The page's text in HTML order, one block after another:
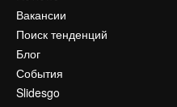
Вакансии
Поиск тенденций
Блог
События
Slidesgo